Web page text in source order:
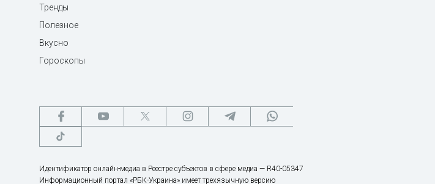
Тренды
Полезное
Вкусно
Гороскопы
Идентификатор онлайн-медиа в Реестре субъектов в сфере медиа — R40-05347
Информационный портал «РБК-Украина» имеет трехязычную версию